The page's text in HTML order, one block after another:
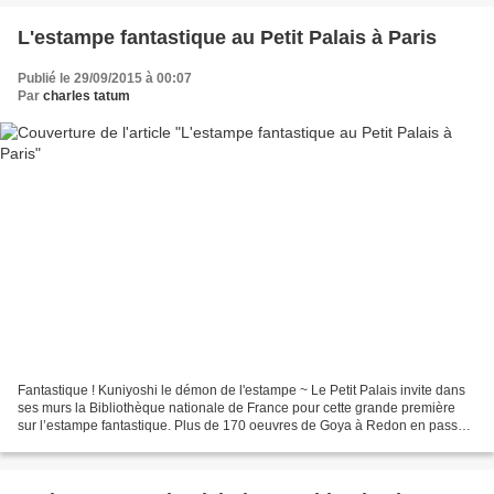
L'estampe fantastique au Petit Palais à Paris
Publié le 29/09/2015 à 00:07
Par charles tatum
Fantastique ! Kuniyoshi le démon de l'estampe ~ Le Petit Palais invite dans
ses murs la Bibliothèque nationale de France pour cette grande première
sur l’estampe fantastique. Plus de 170 oeuvres de Goya à Redon en passant